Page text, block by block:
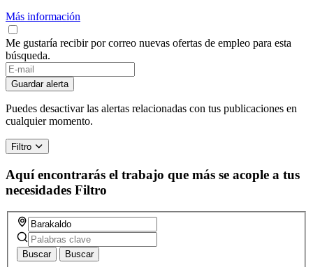
Más información
Me gustaría recibir por correo nuevas ofertas de empleo para esta
búsqueda.
Guardar alerta
Puedes desactivar las alertas relacionadas con tus publicaciones en
cualquier momento.
Filtro
Aquí encontrarás el trabajo que más se acople a tus
necesidades Filtro
Buscar Buscar